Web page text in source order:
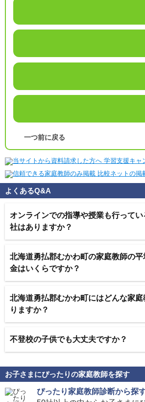
一つ前に戻る
よくあるQ&A
オンラインでの指導や授業も行って
社はありますか？
北海道勇払郡むかわ町の家庭教師の
金はいくらですか？
北海道勇払郡むかわ町にはどんな家
りますか？
不登校の子供でも大丈夫ですか？
お子さまにぴったりの家庭教師を探す
ぴったり家庭教師診断から探